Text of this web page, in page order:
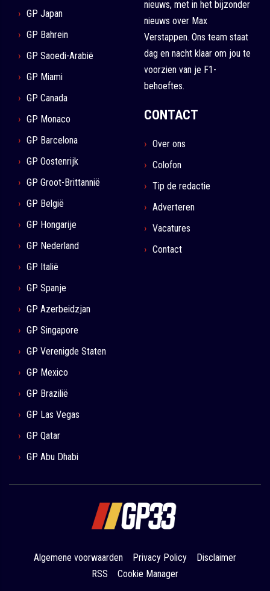
GP Japan
GP Bahrein
GP Saoedi-Arabië
GP Miami
GP Canada
GP Monaco
GP Barcelona
GP Oostenrijk
GP Groot-Brittannië
GP België
GP Hongarije
GP Nederland
GP Italië
GP Spanje
GP Azerbeidzjan
GP Singapore
GP Verenigde Staten
GP Mexico
GP Brazilië
GP Las Vegas
GP Qatar
GP Abu Dhabi
nieuws, met in het bijzonder
nieuws over Max
Verstappen. Ons team staat
dag en nacht klaar om jou te
voorzien van je F1-
behoeftes.
CONTACT
Over ons
Colofon
Tip de redactie
Adverteren
Vacatures
Contact
Algemene voorwaarden Privacy Policy
Disclaimer
RSS
Cookie Manager